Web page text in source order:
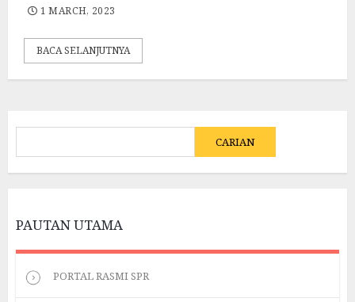
1 MARCH, 2023
BACA SELANJUTNYA
CARIAN
PAUTAN UTAMA
PORTAL RASMI SPR